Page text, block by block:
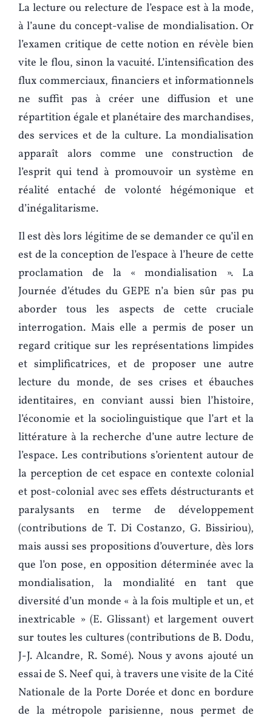
La lecture ou relecture de l’espace est à la mode,
à l’aune du concept‑valise de mondialisation. Or
l’examen critique de cette notion en révèle bien
vite le flou, sinon la vacuité. L’intensification des
flux commerciaux, financiers et informationnels
ne suffit pas à créer une diffusion et une
répartition égale et planétaire des marchandises,
des services et de la culture. La mondialisation
apparaît alors comme une construction de
l’esprit qui tend à promouvoir un système en
réalité entaché de volonté hégémonique et
d’inégalitarisme.
Il est dès lors légitime de se demander ce qu’il en
est de la conception de l’espace à l’heure de cette
proclamation de la « mondialisation ». La
Journée d’études du GEPE n’a bien sûr pas pu
aborder tous les aspects de cette cruciale
interrogation. Mais elle a permis de poser un
regard critique sur les représentations limpides
et simplificatrices, et de proposer une autre
lecture du monde, de ses crises et ébauches
identitaires, en conviant aussi bien l’histoire,
l’économie et la sociolinguistique que l’art et la
littérature à la recherche d’une autre lecture de
l’espace. Les contributions s’orientent autour de
la perception de cet espace en contexte colonial
et post-colonial avec ses effets déstructurants et
paralysants en terme de développement
(contributions de T. Di Costanzo, G. Bissiriou),
mais aussi ses propositions d’ouverture, dès lors
que l’on pose, en opposition déterminée avec la
mondialisation, la mondialité en tant que
diversité d’un monde « à la fois multiple et un, et
inextricable » (E. Glissant) et largement ouvert
sur toutes les cultures (contributions de B. Dodu,
J‑J. Alcandre, R. Somé). Nous y avons ajouté un
essai de S. Neef qui, à travers une visite de la Cité
Nationale de la Porte Dorée et donc en bordure
de la métropole parisienne, nous permet de